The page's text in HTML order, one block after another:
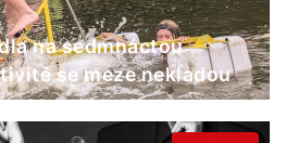
na sedmnáctou
se meze nekladou